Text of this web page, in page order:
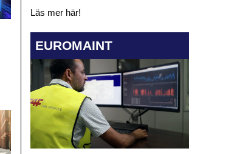
Läs mer här!
EUROMAINT